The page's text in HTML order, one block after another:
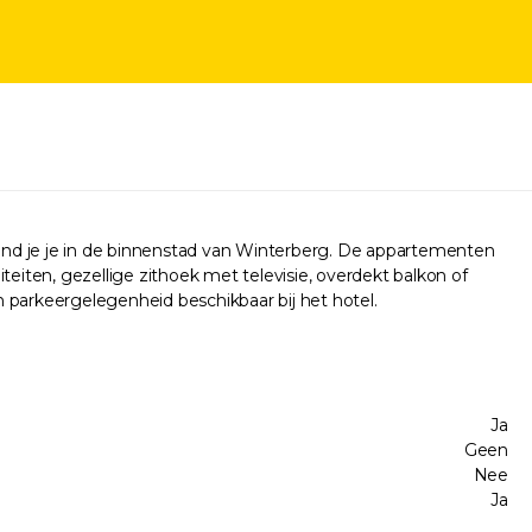
je je in de binnenstad van Winterberg. De appartementen
gezellige zithoek met televisie, overdekt balkon of
beschikbaar bij het hotel.
Ja
Geen
Nee
Ja